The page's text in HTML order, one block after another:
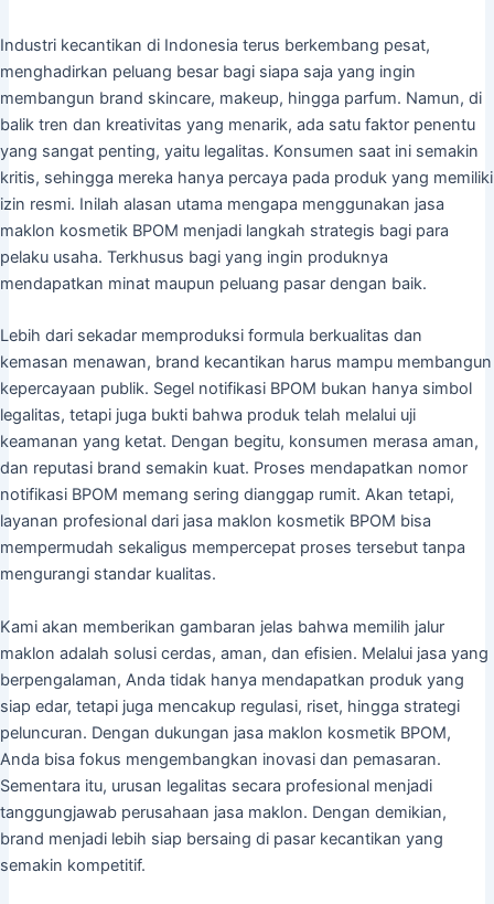
Industri kecantikan di Indonesia terus berkembang pesat,
menghadirkan peluang besar bagi siapa saja yang ingin
membangun brand skincare, makeup, hingga parfum. Namun, di
balik tren dan kreativitas yang menarik, ada satu faktor penentu
yang sangat penting, yaitu legalitas. Konsumen saat ini semakin
kritis, sehingga mereka hanya percaya pada produk yang memiliki
izin resmi. Inilah alasan utama mengapa menggunakan jasa
maklon kosmetik BPOM menjadi langkah strategis bagi para
pelaku usaha. Terkhusus bagi yang ingin produknya
mendapatkan minat maupun peluang pasar dengan baik.
Lebih dari sekadar memproduksi formula berkualitas dan
kemasan menawan, brand kecantikan harus mampu membangun
kepercayaan publik. Segel notifikasi BPOM bukan hanya simbol
legalitas, tetapi juga bukti bahwa produk telah melalui uji
keamanan yang ketat. Dengan begitu, konsumen merasa aman,
dan reputasi brand semakin kuat. Proses mendapatkan nomor
notifikasi BPOM memang sering dianggap rumit. Akan tetapi,
layanan profesional dari jasa maklon kosmetik BPOM bisa
mempermudah sekaligus mempercepat proses tersebut tanpa
mengurangi standar kualitas.
Kami akan memberikan gambaran jelas bahwa memilih jalur
maklon adalah solusi cerdas, aman, dan efisien. Melalui jasa yang
berpengalaman, Anda tidak hanya mendapatkan produk yang
siap edar, tetapi juga mencakup regulasi, riset, hingga strategi
peluncuran. Dengan dukungan jasa maklon kosmetik BPOM,
Anda bisa fokus mengembangkan inovasi dan pemasaran.
Sementara itu, urusan legalitas secara profesional menjadi
tanggungjawab perusahaan jasa maklon. Dengan demikian,
brand menjadi lebih siap bersaing di pasar kecantikan yang
semakin kompetitif.